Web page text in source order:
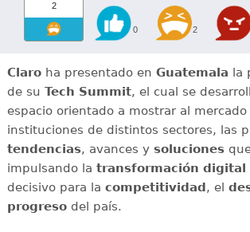
2
0 2
Claroha presentado en Guatemala la
de su Tech Summit, el cual se
espacio orientado a mostrar al
instituciones de distintos sectores, las
tendencias, avances y soluciones
impulsando la transformación digital
decisivo para la competitividad, el
progresodel país.